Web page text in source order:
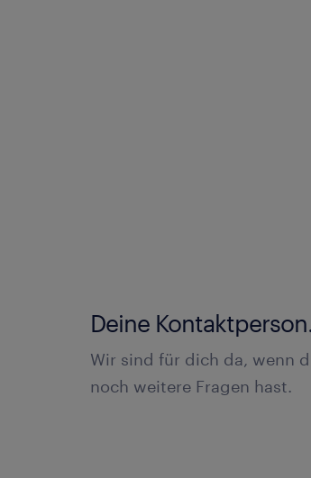
Deine Kontaktperson.
Wir sind für dich da, wenn
noch weitere Fragen hast.